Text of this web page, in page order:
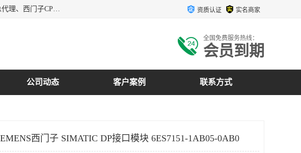
上海诗幕自动化设备有限公司是一家西门子授权分销商；主要负责：德国西门子模块代理商、西门子PLC模块总代理、西门子CPU模块代理商、西门子电缆代理、西门子触摸屏变频器总代理等专销售西门子各系列产品；实体公司，诚信经营，价格优势，品质保证，库存量大，供应！ 资质认证 实名商家
全国免费服务热线：
会员到期
公司动态 客户案例 联系方式
西门子 SIMATIC DP接口模块 6ES7151-1AB05-0AB0